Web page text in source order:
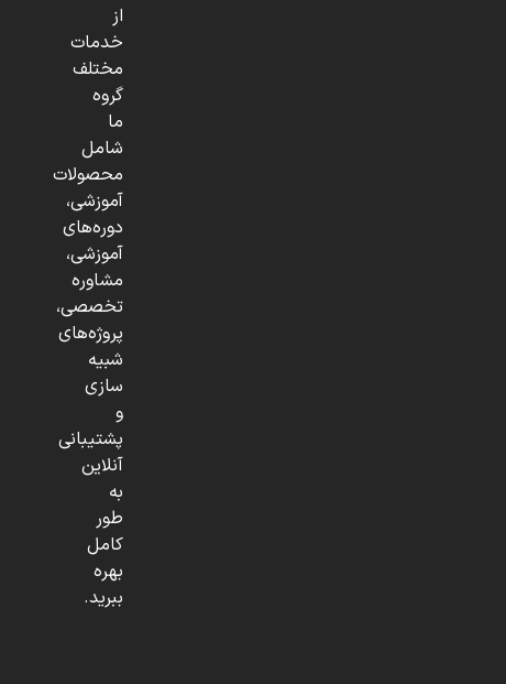
از
خدمات
مختلف
گروه
ما
شامل
محصولات
آموزشی،
دوره‌های
آموزشی،
مشاوره
تخصصی،
پروژه‌های
شبیه
سازی
و
پشتیبانی
آنلاین
به
طور
کامل
بهره
ببرید.